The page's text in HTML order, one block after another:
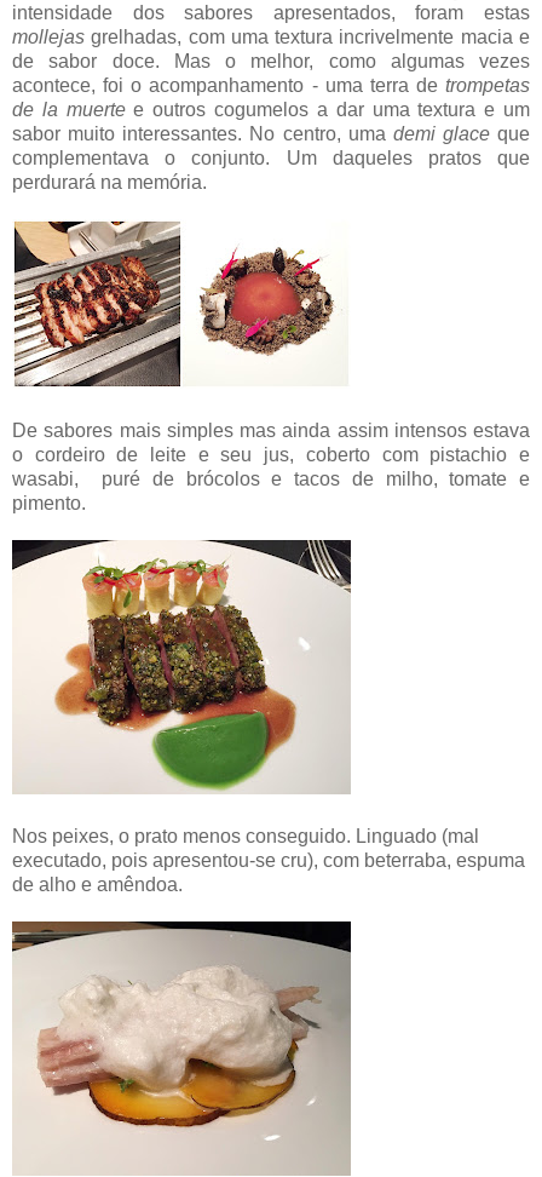
intensidade dos sabores apresentados, foram estas
mollejas grelhadas, com uma textura incrivelmente macia e
de sabor doce. Mas o melhor, como algumas vezes
acontece, foi o acompanhamento - uma terra de trompetas
de la muertee outros cogumelos a dar uma textura e um
sabor muito interessantes. No centro, uma demi glace que
complementava o conjunto. Um daqueles pratos que
perdurará na memória.
De sabores mais simples mas ainda assim intensos estava
o cordeiro de leite e seu jus, coberto com pistachio e
wasabi, puré de brócolos e tacos de milho, tomate e
pimento.
Nos peixes, o prato menos conseguido. Linguado (mal
executado, pois apresentou-se cru), com beterraba, espuma
de alho e amêndoa.